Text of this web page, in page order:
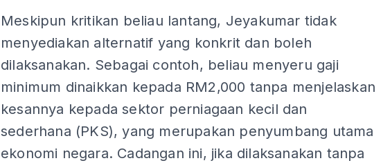
Meskipun kritikan beliau lantang, Jeyakumar tidak
menyediakan alternatif yang konkrit dan boleh
dilaksanakan. Sebagai contoh, beliau menyeru gaji
minimum dinaikkan kepada RM2,000 tanpa menjelaskan
kesannya kepada sektor perniagaan kecil dan
sederhana (PKS), yang merupakan penyumbang utama
ekonomi negara. Cadangan ini, jika dilaksanakan tanpa